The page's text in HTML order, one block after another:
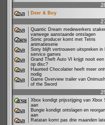
Deer & Boy
Quantic Dream medewerkers
vanwege aanstaande ontslagen
Sonic producer komt met Tetris
animatieserie
Sony blijft vertrouwen uitspreken in
service games
Grand Theft Auto VI krijgt nooit een
op disc?
Haunted Chocolatier heeft meer
nodig
Game Overview trailer van
of the Sword
Xbox kondigt prijsstijging van Xbox
aan
Bungie kondigt ontslagen en
aan
Ratatan komt pas drie maanden